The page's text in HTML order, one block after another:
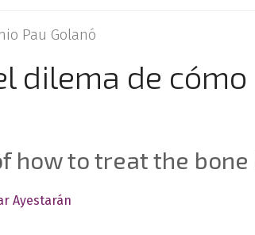
Pau Golanó
dilema de cómo
how to treat the bone
Ayestarán